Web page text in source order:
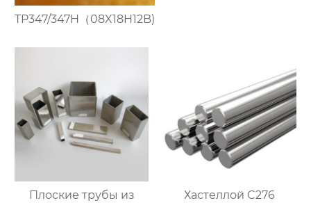
TP347/347H（08X18H12B)
Плоские трубы из
Хастеллой C276